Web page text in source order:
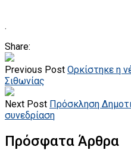
.
Share:
Previous Post Ορκίστηκε η
Σιθωνίας
Next Post Πρόσκληση
συνεδρίαση
Πρόσφατα Άρθρα